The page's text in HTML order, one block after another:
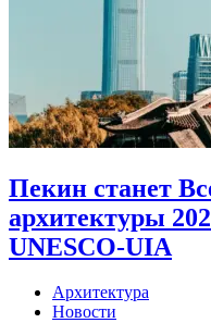
Пекин станет
архитектуры
UNESCO-UIA
Архитектура
Новости